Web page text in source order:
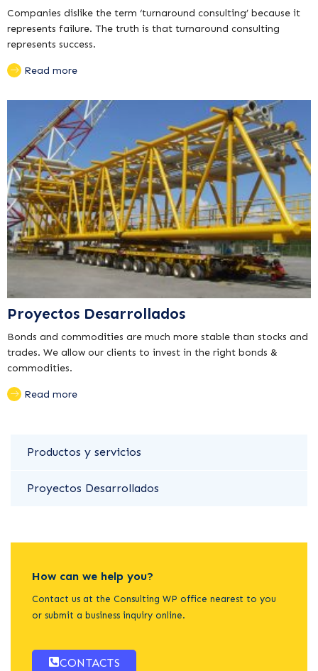
Companies dislike the term ‘turnaround consulting’ because it
represents failure. The truth is that turnaround consulting
represents success.
Read more
Proyectos Desarrollados
Bonds and commodities are much more stable than stocks and
trades. We allow our clients to invest in the right bonds &
commodities.
Read more
Productos y servicios
Proyectos Desarrollados
How can we help you?
Contact us at the Consulting WP office nearest to you
or submit a business inquiry online.
CONTACTS